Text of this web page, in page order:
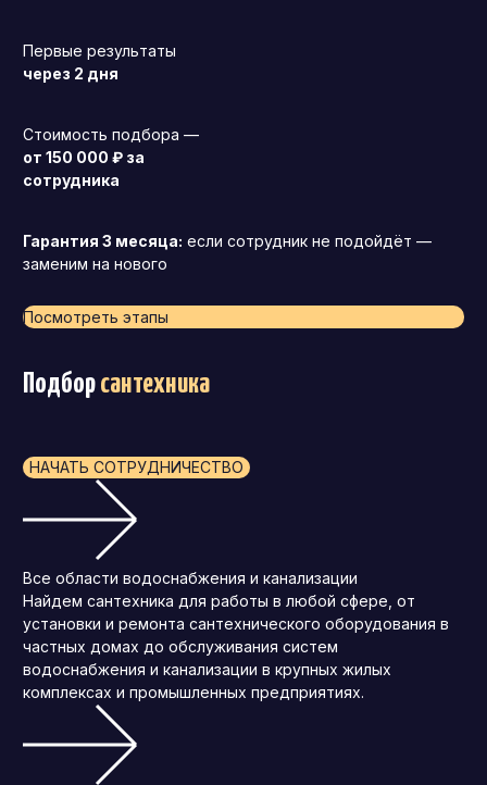
Первые результаты
через 2 дня
Стоимость подбора —
от 150 000 ₽ за
сотрудника
Гарантия 3 месяца: если сотрудник не подойдёт —
заменим на нового
Посмотреть этапы
Подборсантехника
НАЧАТЬ СОТРУДНИЧЕСТВО
Все области водоснабжения и канализации
Найдем сантехника для работы в любой сфере, от
установки и ремонта сантехнического оборудования в
частных домах до обслуживания систем
водоснабжения и канализации в крупных жилых
комплексах и промышленных предприятиях.